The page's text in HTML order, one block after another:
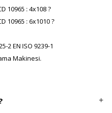
10965 : 4x108 ?
10965 : 6x1010 ?
2 EN ISO 9239-1
Makinesi.